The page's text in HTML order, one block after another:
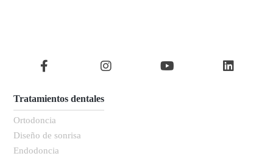
Tratamientos dentales
Ortodoncia
Diseño de sonrisa
Endodoncia